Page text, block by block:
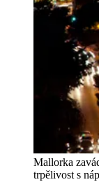
Mallorka
trpělivost s